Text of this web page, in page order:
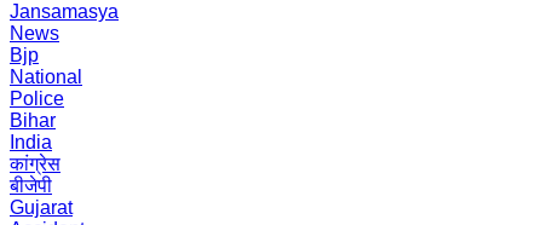
Jansamasya
News
Bjp
National
Police
Bihar
India
कांग्रेस
बीजेपी
Gujarat